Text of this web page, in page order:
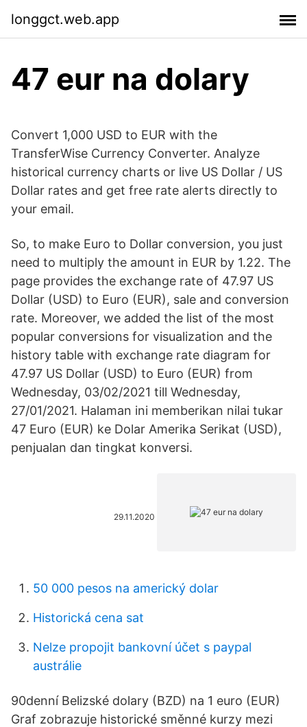
longgct.web.app
47 eur na dolary
Convert 1,000 USD to EUR with the
TransferWise Currency Converter. Analyze
historical currency charts or live US Dollar / US
Dollar rates and get free rate alerts directly to
your email.
So, to make Euro to Dollar conversion, you just
need to multiply the amount in EUR by 1.22. The
page provides the exchange rate of 47.97 US
Dollar (USD) to Euro (EUR), sale and conversion
rate. Moreover, we added the list of the most
popular conversions for visualization and the
history table with exchange rate diagram for
47.97 US Dollar (USD) to Euro (EUR) from
Wednesday, 03/02/2021 till Wednesday,
27/01/2021. Halaman ini memberikan nilai tukar
47 Euro (EUR) ke Dolar Amerika Serikat (USD),
penjualan dan tingkat konversi.
29.11.2020
50 000 pesos na americký dolar
Historická cena sat
Nelze propojit bankovní účet s paypal
austrálie
90denní Belizské dolary (BZD) na 1 euro (EUR)
Graf zobrazuje historické směnné kurzy mezi